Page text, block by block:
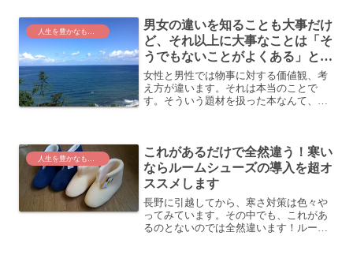
ですよね。どんなところに...
男女の違いを知ることも大事だけ
ど、それ以上に大事なことは「そ
うでもないことがよくある」とい
うアイデアを持つこと
女性と男性では物事に対する価値観、考
え方が違います。それは本当のことで
す。そういう題材を扱った本なんて、
with ヨメレ...
これがあるだけで全然違う！寒い
ならルームシューズの導入を超オ
ススメします
長野に引越してから、寒さ対策は色々や
ってみています。その中でも、これがあ
るのとないのでは全然違います！ルーム